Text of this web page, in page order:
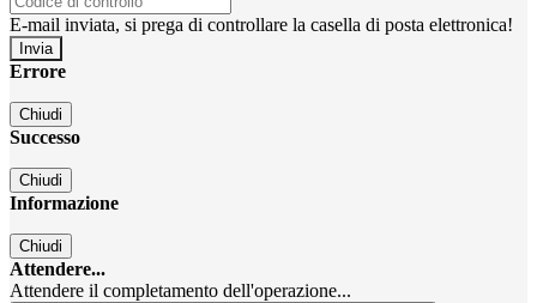
E-mail inviata, si prega di controllare la casella di posta elettronica!
Errore
Chiudi
Successo
Chiudi
Informazione
Chiudi
Attendere...
Attendere il completamento dell'operazione...